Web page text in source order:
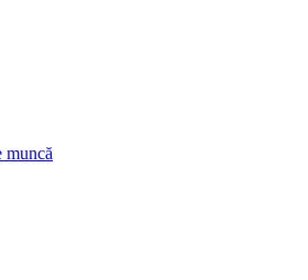
muncă